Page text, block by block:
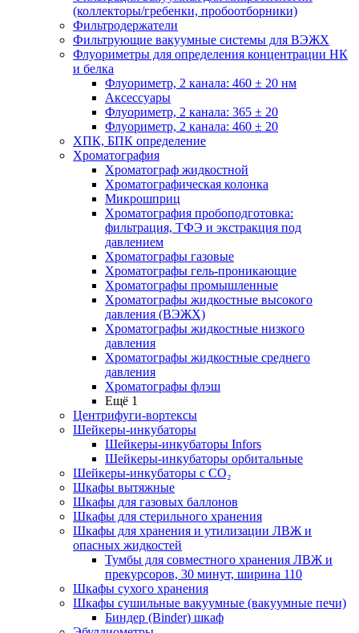
(коллекторы/гребенки, пробоотборники)
Фильтродержатели
Фильтрующие вакуумные системы для ВЭЖХ
Флуориметры для определения концентрации НК
и белка
Флуориметр, 2 канала: 460 ± 20 нм
Аксессуары
Флуориметр, 2 канала: 365 ± 20
Флуориметр, 2 канала: 460 ± 20
ХПК, БПК определение
Хроматография
Хроматограф жидкостной
Хроматографическая колонка
Микрошприц
Хроматография пробоподготовка:
фильтрация, ТФЭ и экстракция под
давлением
Хроматографы газовые
Хроматографы гель-проникающие
Хроматографы промышленные
Хроматографы жидкостные высокого
давления (ВЭЖХ)
Хроматографы жидкостные низкого
давления
Хроматографы жидкостные среднего
давления
Хроматографы флэш
Ещё 1
Центрифуги-вортексы
Шейкеры-инкубаторы
Шейкеры-инкубаторы Infors
Шейкеры-инкубаторы орбитальные
Шейкеры-инкубаторы с CО₂
Шкафы вытяжные
Шкафы для газовых баллонов
Шкафы для стерильного хранения
Шкафы для хранения и утилизации ЛВЖ и
опасных жидкостей
Тумбы для совместного хранения ЛВЖ и
прекурсоров, 30 минут, ширина 110
Шкафы сухого хранения
Шкафы сушильные вакуумные (вакуумные печи)
Биндер (Binder) шкаф